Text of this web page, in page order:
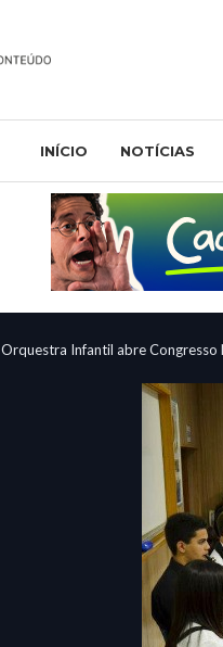
INÍCIO NOTÍCIAS
Orquestra Infantil abre Congresso